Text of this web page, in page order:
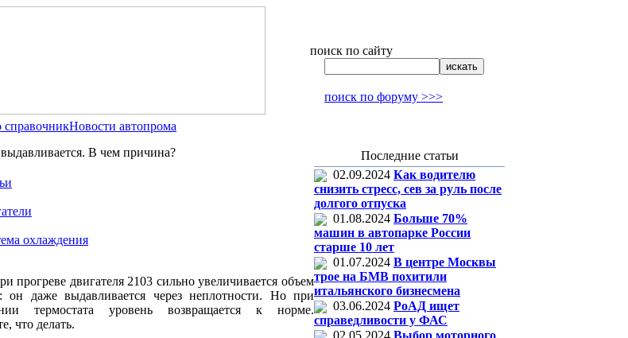
поиск по сайту
поиск по форуму >>>
справочникНовости автопрома
В чем причина?
охлаждения
прогреве двигателя 2103 сильно увеличивается объем
он даже выдавливается через неплотности. Но при
термостата уровень возвращается к норме.
что делать.
Последние статьи
02.09.2024 Как водителю
снизить стресс, сев за руль после
долгого отпуска
01.08.2024 Больше 70%
машин в автопарке России
старше 10 лет
01.07.2024 В центре Москвы
трое на БМВ похитили
итальянского бизнесмена
03.06.2024 РоАД ищет
справедливости у ФАС
02.05.2024 Выбор моторного